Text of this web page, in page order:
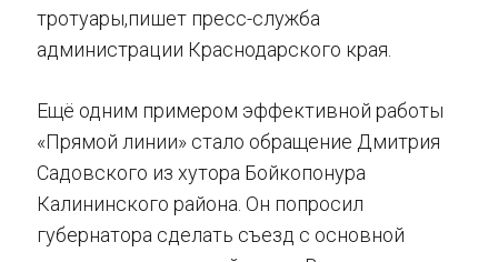
тротуары,пишет пресс-служба
администрации Краснодарского края.
Ещё одним примером эффективной работы
«Прямой линии» стало обращение Дмитрия
Садовского из хутора Бойкопонура
Калининского района. Он попросил
губернатора сделать съезд с основной